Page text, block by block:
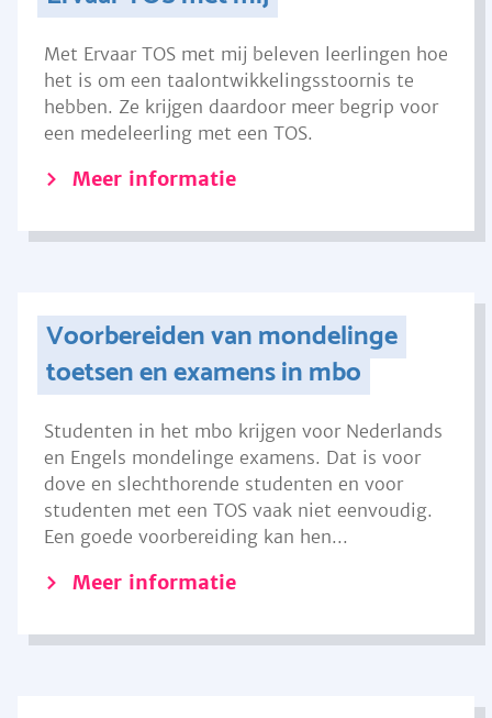
Met Ervaar TOS met mij beleven leerlingen hoe
het is om een taalontwikkelingsstoornis te
hebben. Ze krijgen daardoor meer begrip voor
een medeleerling met een TOS.
Meer informatie
Voorbereiden van mondelinge
toetsen en examens in mbo
Studenten in het mbo krijgen voor Nederlands
en Engels mondelinge examens. Dat is voor
dove en slechthorende studenten en voor
studenten met een TOS vaak niet eenvoudig.
Een goede voorbereiding kan hen...
Meer informatie